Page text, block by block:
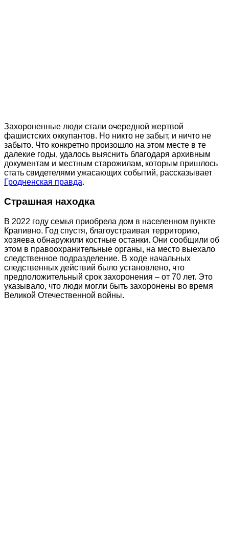
Захороненные люди стали очередной жертвой
фашистских оккупантов. Но никто не забыт, и ничто не
забыто. Что конкретно произошло на этом месте в те
далекие годы, удалось выяснить благодаря архивным
документам и местным старожилам, которым пришлось
стать свидетелями ужасающих событий, рассказывает
Гродненская правда.
Страшная находка
В 2022 году семья приобрела дом в населенном пункте
Крапивно. Год спустя, благоустраивая территорию,
хозяева обнаружили костные останки. Они сообщили об
этом в правоохранительные органы, на место выехало
следственное подразделение. В ходе начальных
следственных действий было установлено, что
предположительный срок захоронения – от 70 лет. Это
указывало, что люди могли быть захоронены во время
Великой Отечественной войны.